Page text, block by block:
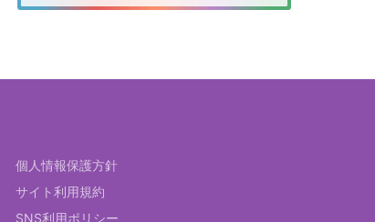
個人情報保護方針
サイト利用規約
SNS利用ポリシー